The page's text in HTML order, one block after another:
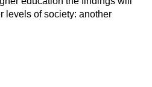
levels of society: another